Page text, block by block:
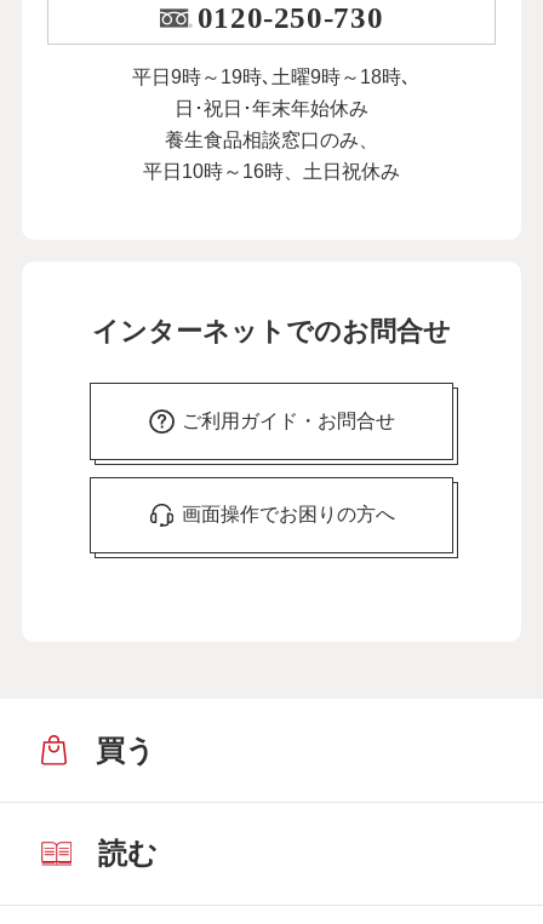
0120-250-730
平日9時～19時､土曜9時～18時､
日･祝日･年末年始休み
養生食品相談窓口のみ、
平日10時～16時、土日祝休み
インターネットでのお問合せ
ご利用ガイド・お問合せ
画面操作でお困りの方へ
買う
読む